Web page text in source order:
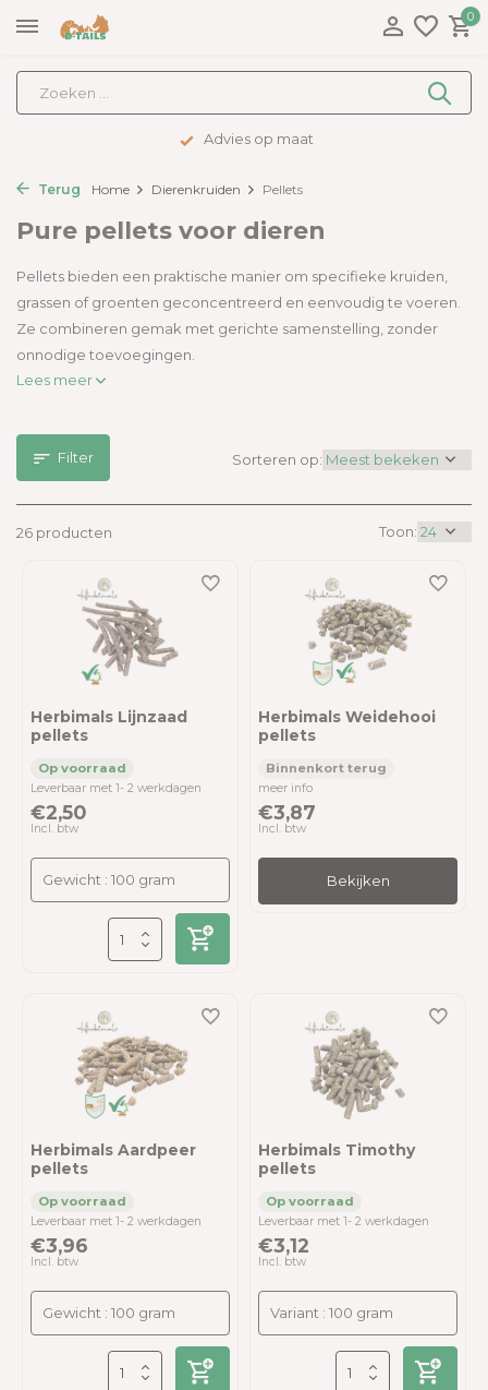
0
Advies op maat
Terug Home Dierenkruiden Pellets
Pure pellets voor dieren
Pellets bieden een praktische manier om specifieke kruiden,
grassen of groenten geconcentreerd en eenvoudig te voeren.
Ze combineren gemak met gerichte samenstelling, zonder
onnodige toevoegingen.
Lees meer
Filter
26 producten Toon:
Sorteren op:
Herbimals Lijnzaad
pellets
Leverbaar met 1- 2 werkdagen
€2,50
Incl. btw
Herbimals Weidehooi
pellets
meer info
€3,87
Incl. btw
Bekijken
Herbimals Aardpeer
pellets
Leverbaar met 1- 2 werkdagen
€3,96
Incl. btw
Herbimals Timothy
pellets
Leverbaar met 1- 2 werkdagen
€3,12
Incl. btw